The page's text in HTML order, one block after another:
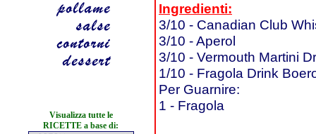
Visualizza tutte le
RICETTE a base di:
Ingredienti:
3/10 - Canadian Club
3/10 - Aperol
3/10 - Vermouth Martini
1/10 - Fragola Drink
Per Guarnire:
1 - Fragola